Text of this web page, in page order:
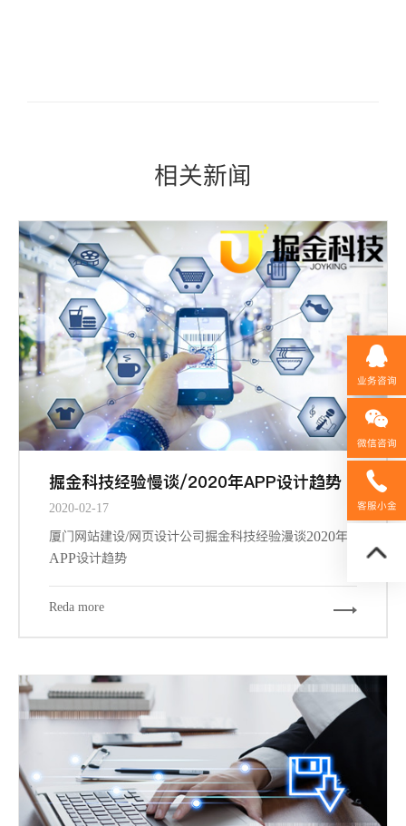
业务咨询
微信咨询
客服小金
相关新闻
掘金科技经验慢谈/2020年APP设计趋势
2020-02-17
厦门网站建设/网页设计公司掘金科技经验漫谈2020年
APP设计趋势
Reda more